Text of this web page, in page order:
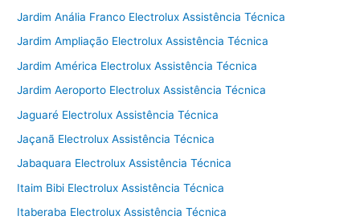
Jardim Anália Franco Electrolux Assistência Técnica
Jardim Ampliação Electrolux Assistência Técnica
Jardim América Electrolux Assistência Técnica
Jardim Aeroporto Electrolux Assistência Técnica
Jaguaré Electrolux Assistência Técnica
Jaçanã Electrolux Assistência Técnica
Jabaquara Electrolux Assistência Técnica
Itaim Bibi Electrolux Assistência Técnica
Itaberaba Electrolux Assistência Técnica